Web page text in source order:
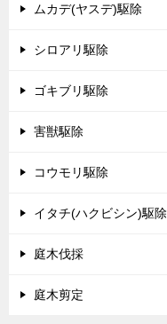
ムカデ(ヤスデ)駆除
シロアリ駆除
ゴキブリ駆除
害獣駆除
コウモリ駆除
イタチ(ハクビシン)駆除
庭木伐採
庭木剪定